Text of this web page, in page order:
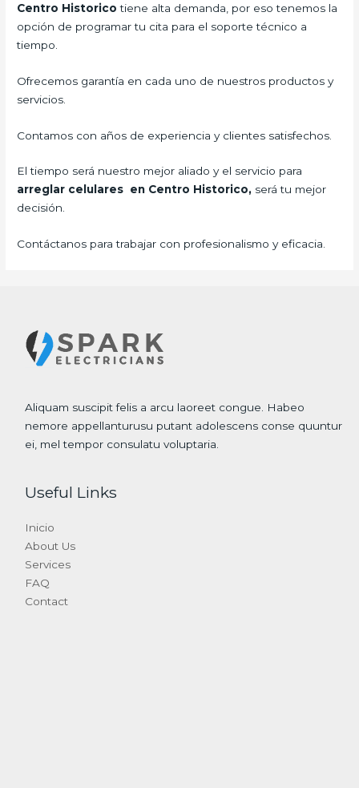
Centro Historico tiene alta demanda, por eso tenemos la
opción de programar tu cita para el soporte técnico a
tiempo.
Ofrecemos garantía en cada uno de nuestros productos y
servicios.
Contamos con años de experiencia y clientes satisfechos.
El tiempo será nuestro mejor aliado y el servicio para
arreglar celulares en Centro Historico, será tu mejor
decisión.
Contáctanos para trabajar con profesionalismo y eficacia.
Aliquam suscipit felis a arcu laoreet congue. Habeo
nemore appellanturusu putant adolescens conse quuntur
ei, mel tempor consulatu voluptaria.
Useful Links
Inicio
About Us
Services
FAQ
Contact